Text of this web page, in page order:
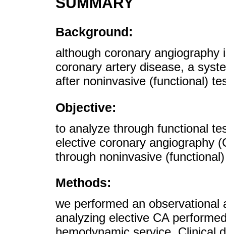
Background:
although coronary angiography
coronary artery disease, a
after noninvasive (functional)
Objective:
to analyze through functional
elective coronary angiography
through noninvasive
Methods:
we performed an
analyzing elective CA